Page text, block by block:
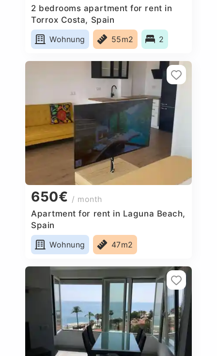
2 bedrooms apartment for rent in
Torrox Costa, Spain
Wohnung
55m2 2
650€ / month
Apartment for rent in Laguna Beach,
Spain
Wohnung
47m2